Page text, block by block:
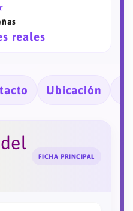
reales
Ubicación
FICHA PRINCIPAL